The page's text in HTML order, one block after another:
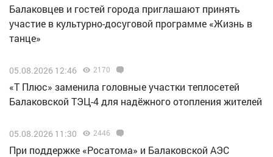
Балаковцев и гостей города приглашают принять
участие в культурно-досуговой программе «Жизнь в
танце»
05.08.2026 12:46 2170
«Т Плюс» заменила головные участки теплосетей
Балаковской ТЭЦ-4 для надёжного отопления жителей
05.08.2026 11:30 2446
При поддержке «Росатома» и Балаковской АЭС